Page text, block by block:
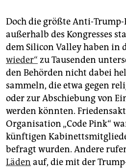
Doch die größte Anti-
außerhalb des Kongresses
dem Silicon Valley haben in
wieder“ zu Tausenden
den Behörden nicht dabei
sammeln, die etwa gegen
oder zur Abschiebung von
werden könnten.
Organisation „Code Pink“
künftigen
befragt wurden. Andere
Läden auf, die mit der